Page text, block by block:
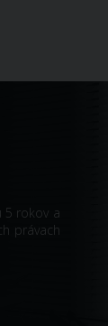
5 rokov a
právach